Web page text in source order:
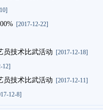
[2017-12-22]
员技术比武活动 [2017-12-18]
12]
员技术比武活动 [2017-12-11]
12-8]